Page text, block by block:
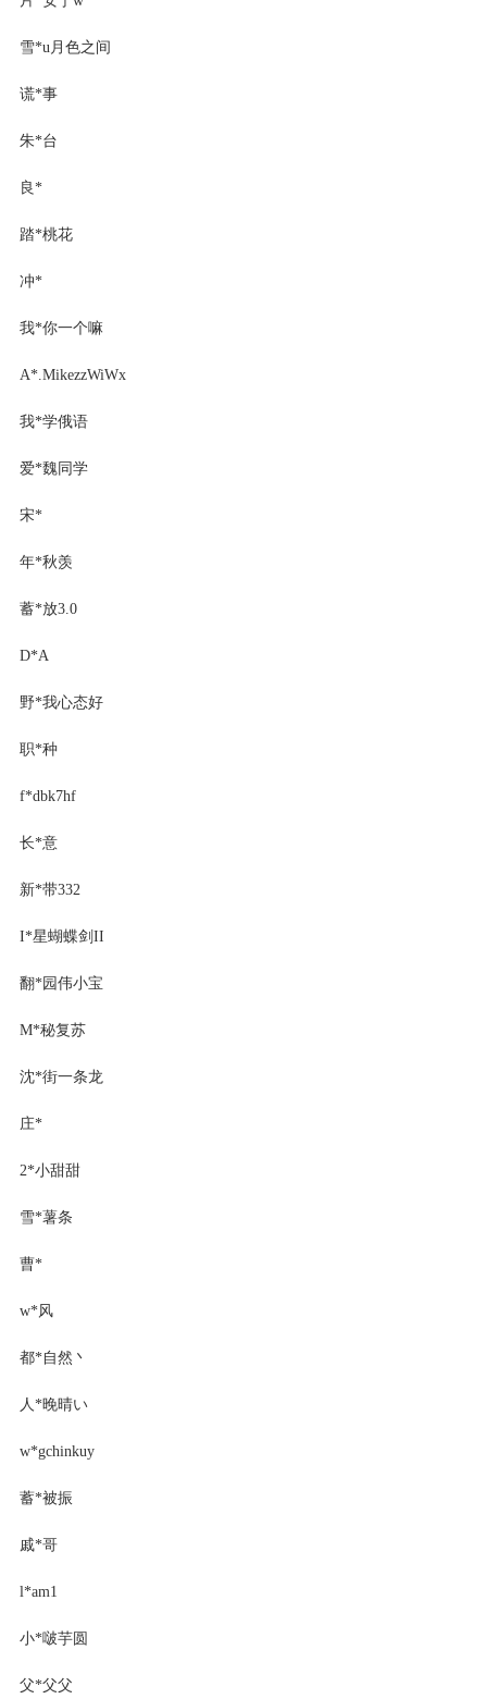
雪*u月色之间
谎*事
朱*台
良*
踏*桃花
冲*
我*你一个嘛
A*.MikezzWiWx
我*学俄语
爱*魏同学
宋*
年*秋羡
蓄*放3.0
D*A
野*我心态好
职*种
f*dbk7hf
长*意
新*带332
I*星蝴蝶剑II
翻*园伟小宝
M*秘复苏
沈*街一条龙
庄*
2*小甜甜
雪*薯条
曹*
w*风
都*自然丶
人*晚晴い
w*gchinkuy
蓄*被振
戚*哥
l*am1
小*啵芋圆
父*父父